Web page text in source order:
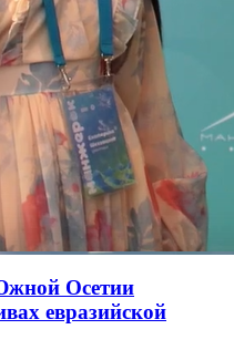
Осетии
евразийской